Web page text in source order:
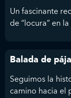
Un fascinante
de “locura” en
Balada de
Seguimos la
camino hacia